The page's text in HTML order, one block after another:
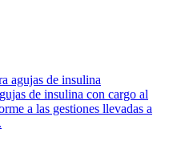
agujas de insulina
de insulina con cargo al
a las gestiones llevadas a